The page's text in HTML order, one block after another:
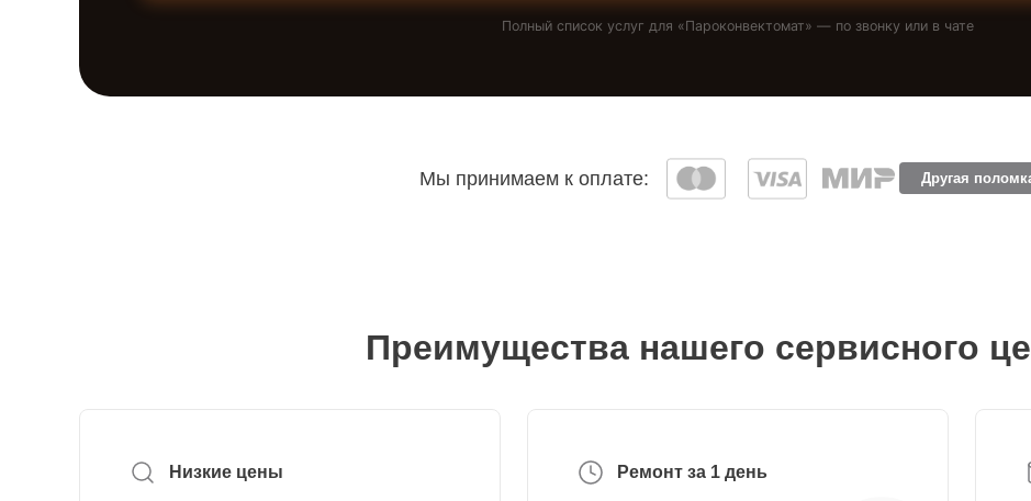
Полный список услуг для «Пароконвектомат» — по звонку или в чате
Мы принимаем к оплате: Другая
Преимущества нашего сервисного
Низкие цены Ремонт за 1 день